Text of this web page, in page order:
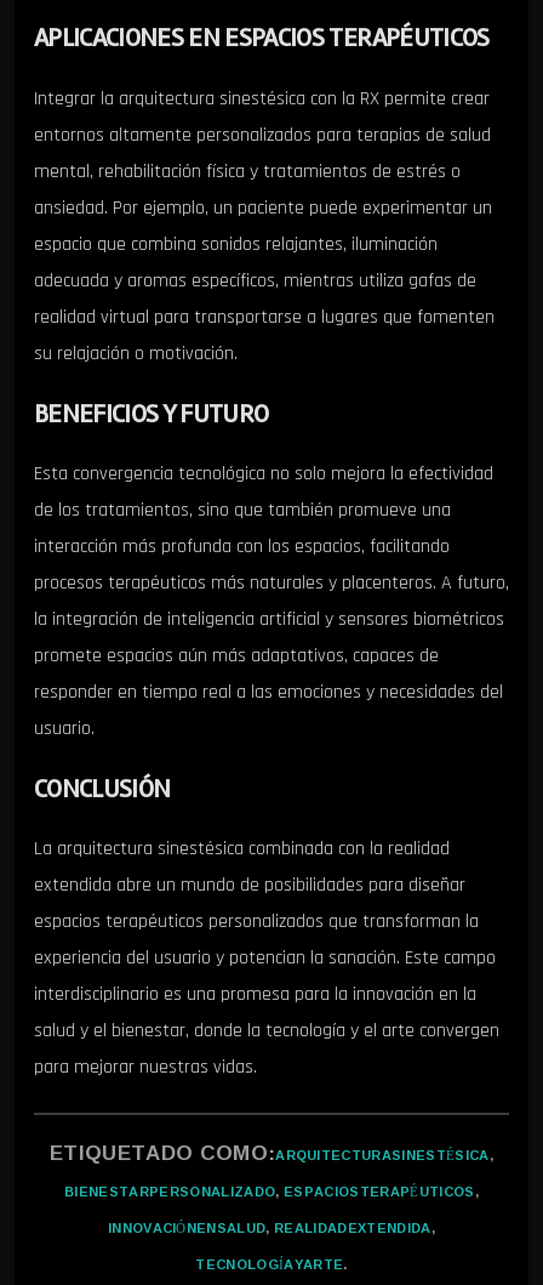
APLICACIONES EN ESPACIOS TERAPÉUTICOS
Integrar la arquitectura sinestésica con la RX permite crear
entornos altamente personalizados para terapias de salud
mental, rehabilitación física y tratamientos de estrés o
ansiedad. Por ejemplo, un paciente puede experimentar un
espacio que combina sonidos relajantes, iluminación
adecuada y aromas específicos, mientras utiliza gafas de
realidad virtual para transportarse a lugares que fomenten
su relajación o motivación.
BENEFICIOS Y FUTURO
Esta convergencia tecnológica no solo mejora la efectividad
de los tratamientos, sino que también promueve una
interacción más profunda con los espacios, facilitando
procesos terapéuticos más naturales y placenteros. A futuro,
la integración de inteligencia artificial y sensores biométricos
promete espacios aún más adaptativos, capaces de
responder en tiempo real a las emociones y necesidades del
usuario.
CONCLUSIÓN
La arquitectura sinestésica combinada con la realidad
extendida abre un mundo de posibilidades para diseñar
espacios terapéuticos personalizados que transforman la
experiencia del usuario y potencian la sanación. Este campo
interdisciplinario es una promesa para la innovación en la
salud y el bienestar, donde la tecnología y el arte convergen
para mejorar nuestras vidas.
ETIQUETADO COMO:ARQUITECTURASINESTÉSICA,
BIENESTARPERSONALIZADO, ESPACIOSTERAPÉUTICOS,
INNOVACIÓNENSALUD, REALIDADEXTENDIDA,
TECNOLOGÍAYARTE.